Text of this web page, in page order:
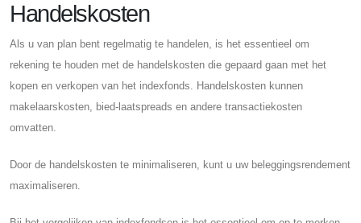
Handelskosten
Als u van plan bent regelmatig te handelen, is het essentieel om
rekening te houden met de handelskosten die gepaard gaan met het
kopen en verkopen van het indexfonds. Handelskosten kunnen
makelaarskosten, bied-laatspreads en andere transactiekosten
omvatten.
Door de handelskosten te minimaliseren, kunt u uw beleggingsrendement
maximaliseren.